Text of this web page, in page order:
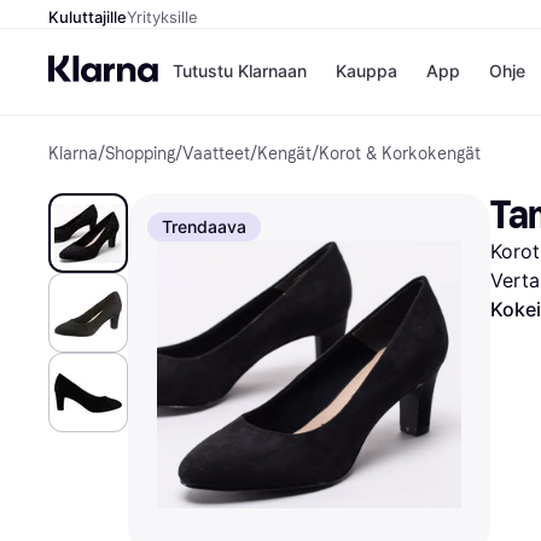
KuluttajilleYrityksille
Tutustu Klarnaan Kauppa
Kaupat
Gigantti
H&M
Peten
Wolt
App Ohje
Klarna/Shopping/Vaatteet/Kengät/Korot & Korkokengät
Trendaava